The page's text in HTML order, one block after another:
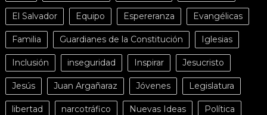
El Salvador Equipo Espereranza Evangélicas
Familia Guardianes de la Constitución Iglesias
Inclusión inseguridad Inspirar Jesucristo
Jesús Juan Argañaraz Jóvenes Legislatura
libertad narcotráfico Nuevas Ideas Política